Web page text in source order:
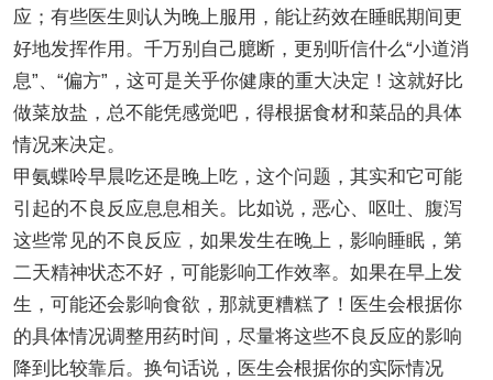
应；有些医生则认为晚上服用，能让药效在睡眠期间更
好地发挥作用。千万别自己臆断，更别听信什么“小道消
息”、“偏方”，这可是关乎你健康的重大决定！这就好比
做菜放盐，总不能凭感觉吧，得根据食材和菜品的具体
情况来决定。
甲氨蝶呤早晨吃还是晚上吃，这个问题，其实和它可能
引起的不良反应息息相关。比如说，恶心、呕吐、腹泻
这些常见的不良反应，如果发生在晚上，影响睡眠，第
二天精神状态不好，可能影响工作效率。如果在早上发
生，可能还会影响食欲，那就更糟糕了！医生会根据你
的具体情况调整用药时间，尽量将这些不良反应的影响
降到比较靠后。换句话说，医生会根据你的实际情况